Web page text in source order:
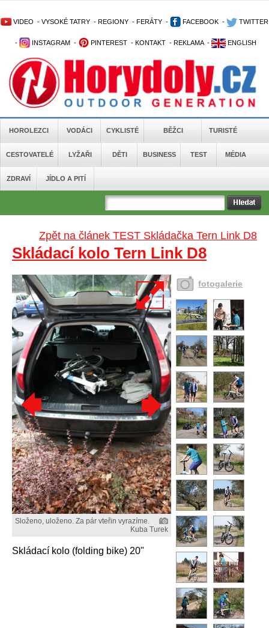
VIDEO - VYSOKÉ TATRY - REGIONY - FERÁTY - FACEBOOK - TWITTER
- INSTAGRAM - PINTEREST - KONTAKT - REKLAMA - ENGLISH
HOROLEZCI VODÁCI CYKLISTÉ BĚŽCI TURISTÉ
CESTOVATELÉ LYŽAŘI DĚTI BUSINESS TEST MÉDIA
ZDRAVÍ JÍDLO A PITÍ
Zpět na článek TEST Skládačka Tern Link D8
Skládací kolo Tern Link D8
Složeno, uloženo. Za pár vteřin vyrazíme.
Kuba Turek
Skládací kolo (folding bike) 20"
fotogalerie